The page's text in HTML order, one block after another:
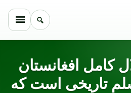
کامل افغانستان
تاریخی است که